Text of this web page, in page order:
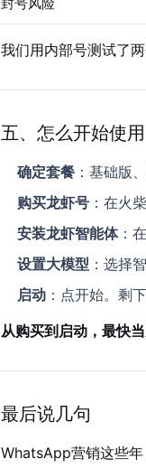
我们用内部号测试了
五、怎么开始使用
确定套餐 ：基础版
购买龙虾号 ：在火
安装龙虾智能体：
设置大模型 ：选择
启动 ：点开始。剩
从购买到启动，最快当
最后说几句
WhatsApp营销这些年